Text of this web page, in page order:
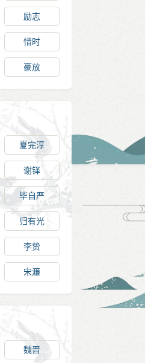
励志
惜时
豪放
夏完淳
谢铎
毕自严
归有光
李贽
宋濂
魏晋